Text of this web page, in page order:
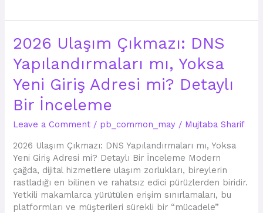
2026 Ulaşım Çıkmazı: DNS
Yapılandırmaları mı, Yoksa
Yeni Giriş Adresi mi? Detaylı
Bir İnceleme
Leave a Comment / pb_common_may / Mujtaba Sharif
2026 Ulaşım Çıkmazı: DNS Yapılandırmaları mı, Yoksa
Yeni Giriş Adresi mi? Detaylı Bir İnceleme Modern
çağda, dijital hizmetlere ulaşım zorlukları, bireylerin
rastladığı en bilinen ve rahatsız edici pürüzlerden biridir.
Yetkili makamlarca yürütülen erişim sınırlamaları, bu
platformları ve müşterileri sürekli bir “mücadele”
2026
Ulaşım
Çıkmazı:
Yapılandırmaları
mı,
Yoksa
Yeni
Adresi
mi?
Detaylı
Bir
İnceleme